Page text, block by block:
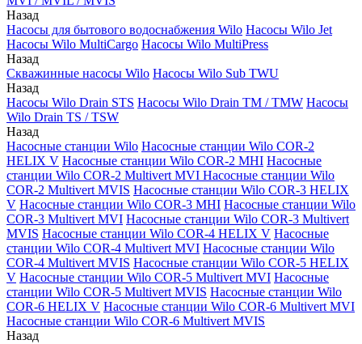
Назад
Насосы для бытового водоснабжения Wilo Насосы Wilo Jet
Насосы Wilo MultiCargo Насосы Wilo MultiPress
Назад
Скважинные насосы Wilo Насосы Wilo Sub TWU
Назад
Насосы Wilo Drain STS Насосы Wilo Drain TM / TMW Насосы
Wilo Drain TS / TSW
Назад
Насосные станции Wilo Насосные станции Wilo COR-2
HELIX V Насосные станции Wilo COR-2 MHI Насосные
станции Wilo COR-2 Multivert MVI Насосные станции Wilo
COR-2 Multivert MVIS Насосные станции Wilo COR-3 HELIX
V Насосные станции Wilo COR-3 MHI Насосные станции Wilo
COR-3 Multivert MVI Насосные станции Wilo COR-3 Multivert
MVIS Насосные станции Wilo COR-4 HELIX V Насосные
станции Wilo COR-4 Multivert MVI Насосные станции Wilo
COR-4 Multivert MVIS Насосные станции Wilo COR-5 HELIX
V Насосные станции Wilo COR-5 Multivert MVI Насосные
станции Wilo COR-5 Multivert MVIS Насосные станции Wilo
COR-6 HELIX V Насосные станции Wilo COR-6 Multivert MVI
Насосные станции Wilo COR-6 Multivert MVIS
Назад